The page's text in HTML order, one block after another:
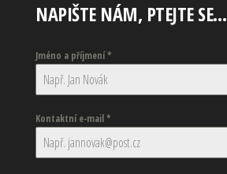
NAPIŠTE NÁM, PTEJTE SE…
Jméno a příjmení*
Kontaktní e-mail*